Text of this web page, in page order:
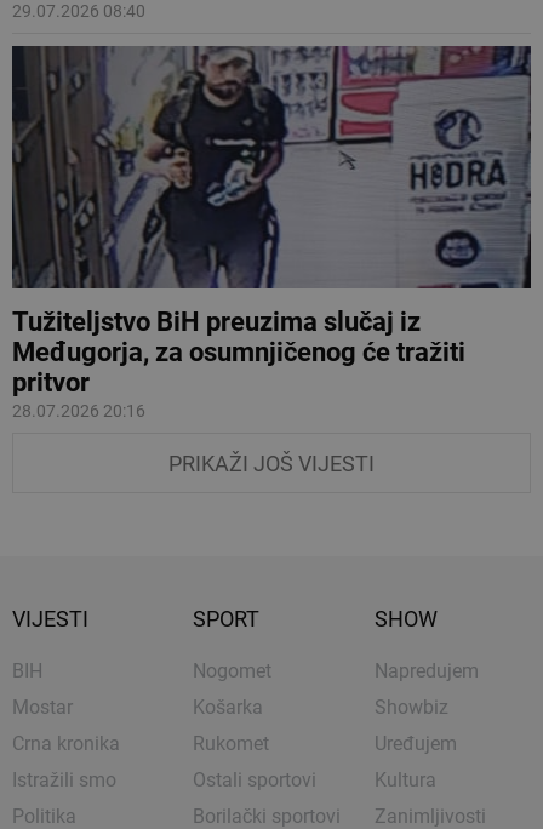
29.07.2026 08:40
Tužiteljstvo BiH preuzima slučaj iz
Međugorja, za osumnjičenog će tražiti
pritvor
28.07.2026 20:16
PRIKAŽI JOŠ VIJESTI
VIJESTI
BIH
Mostar
Crna kronika
Istražili smo
Politika
SPORT
Nogomet
Košarka
Rukomet
Ostali sportovi
Borilački sportovi
SHOW
Napredujem
Showbiz
Uređujem
Kultura
Zanimljivosti